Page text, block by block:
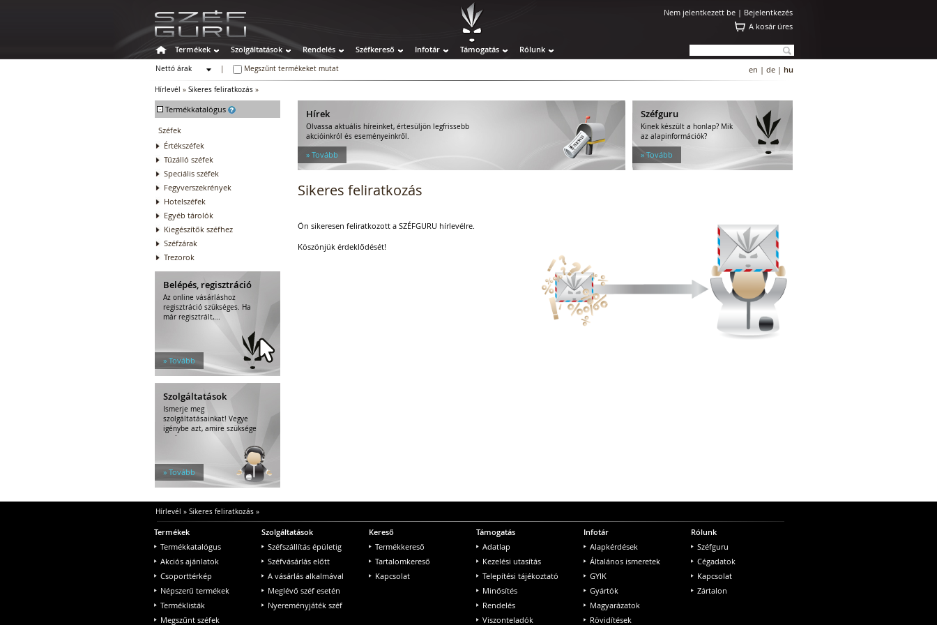
Nem jelentkezett be | Bejelentkezés
A kosár üres
Termékek Szolgáltatások Rendelés Széfkereső Infotár Támogatás Rólunk
Nettó árak
Megszűnt termékeket mutat en | de | hu
Hírlevél » Sikeres feliratkozás »
- Termékkatalógus
Széfek
Értékszéfek
Tűzálló széfek
Speciális széfek
Fegyverszekrények
Hotelszéfek
Egyéb tárolók
Kiegészítők széfhez
Széfzárak
Trezorok
Belépés, regisztráció
Az online vásárláshoz
regisztráció szükséges. Ha
már regisztrált,...
» Tovább
Szolgáltatások
Ismerje meg
szolgáltatásainkat! Vegye
igénybe azt, amire szüksége
van!
» Tovább
Hírek
Olvassa aktuális híreinket, értesüljön legfrissebb
akcióinkról és eseményeinkről.
» Tovább
Széfguru
Kinek készült a honlap? Mik
az alapinformációk?
» Tovább
Sikeres feliratkozás
Ön sikeresen feliratkozott a SZÉFGURU hírlevélre.
Köszönjük érdeklődését!
Hírlevél » Sikeres feliratkozás»
Termékek
Termékkatalógus
Akciós ajánlatok
Csoporttérkép
Népszerű termékek
Terméklisták
Megszűnt széfek
Szolgáltatások
Széfszállítás épületig
Széfvásárlás előtt
A vásárlás alkalmával
Meglévő széf esetén
Nyereményjáték széf
Kereső
Termékkereső
Tartalomkereső
Kapcsolat
Támogatás
Adatlap
Kezelési utasítás
Telepítési tájékoztató
Minősítés
Rendelés
Viszonteladók
Infotár
Alapkérdések
Általános ismeretek
GYIK
Gyártók
Magyarázatok
Rövidítések
Rólunk
Széfguru
Cégadatok
Kapcsolat
Zártalon